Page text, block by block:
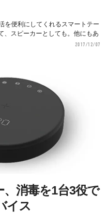
を便利にしてくれるスマートテー
、スピーカーとしても。他にもあ
2017/12/07
消毒を1台3役で
イス